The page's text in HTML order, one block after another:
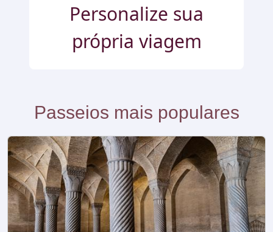
Personalize sua
própria viagem